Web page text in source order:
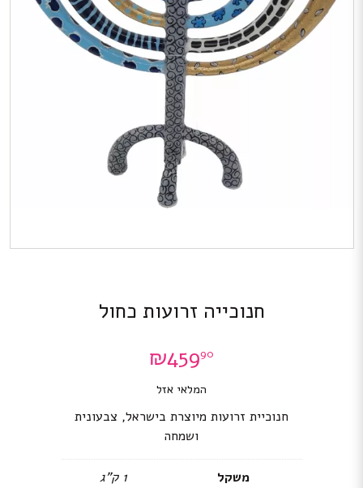
חנוכייה זרועות כחול
₪45990
המלאי אזל
חנוכיית זרועות מיוצרת בישראל, צבעונית
ושמחה
משקל 1 ק”ג